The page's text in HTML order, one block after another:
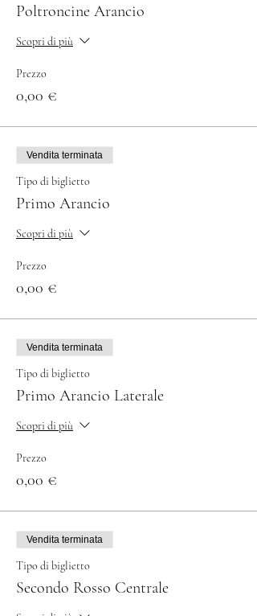
Poltroncine Arancio
Scopri di più
Prezzo
0,00 €
Vendita terminata
Tipo di biglietto
Primo Arancio
Scopri di più
Prezzo
0,00 €
Vendita terminata
Tipo di biglietto
Primo Arancio Laterale
Scopri di più
Prezzo
0,00 €
Vendita terminata
Tipo di biglietto
Secondo Rosso Centrale